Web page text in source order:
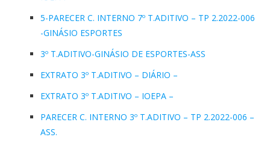
5-PARECER C. INTERNO 7º T.ADITIVO – TP 2.2022-006
-GINÁSIO ESPORTES
3º T.ADITIVO-GINÁSIO DE ESPORTES-ASS
EXTRATO 3º T.ADITIVO – DIÁRIO –
EXTRATO 3º T.ADITIVO – IOEPA –
PARECER C. INTERNO 3º T.ADITIVO – TP 2.2022-006 –
ASS.